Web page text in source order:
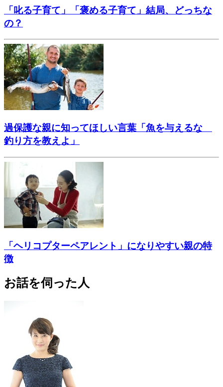
「叱る子育て」「褒める子育て」結局、どっちな
の？
過保護な親に知ってほしい言葉「魚を与えるな
釣り方を教えよ」
「ヘリコプターペアレント」になりやすい親の特
徴
お話を伺った人